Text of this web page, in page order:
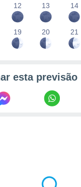
12 13 14
19 20 21
esta previsão